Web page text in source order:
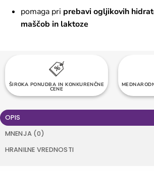
pomaga pri prebavi ogljikovih
maščob in laktoze
TOČKE ZVESTOBE OB VSAKEM NAKUPU
ŠIROKA PONUDBA IN KONKURENČNE
CENE
OPIS
MNENJA (0)
HRANILNE VREDNOSTI